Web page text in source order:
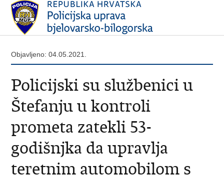
Objavljeno: 04.05.2021.
Policijski su službenici u
Štefanju u kontroli
prometa zatekli 53-
godišnjka da upravlja
teretnim automobilom s